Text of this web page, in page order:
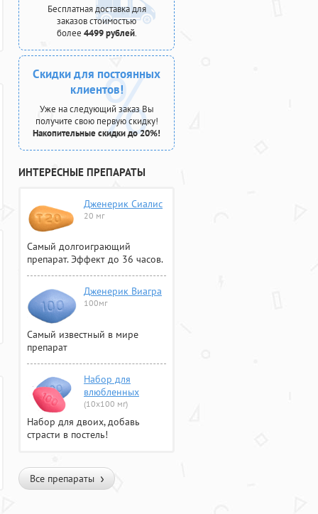
Бесплатная доставка для
заказов стоимостью
более 4499 рублей.
Скидки для постоянных
клиентов!
Уже на следующий заказ Вы
получите свою первую скидку!
Накопительные скидки до 20%!
ИНТЕРЕСНЫЕ ПРЕПАРАТЫ
Дженерик Сиалис
20 мг
Самый долгоиграющий
препарат. Эффект до 36 часов.
Дженерик Виагра
100мг
Самый известный в мире
препарат
Набор для
влюбленных
(10х100 мг)
Набор для двоих, добавь
страсти в постель!
Все препараты